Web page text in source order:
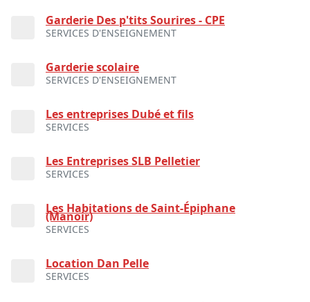
Garderie Des p'tits Sourires - CPE
SERVICES D'ENSEIGNEMENT
Garderie scolaire
SERVICES D'ENSEIGNEMENT
Les entreprises Dubé et fils
SERVICES
Les Entreprises SLB Pelletier
SERVICES
Les Habitations de Saint-Épiphane
(Manoir)
SERVICES
Location Dan Pelle
SERVICES